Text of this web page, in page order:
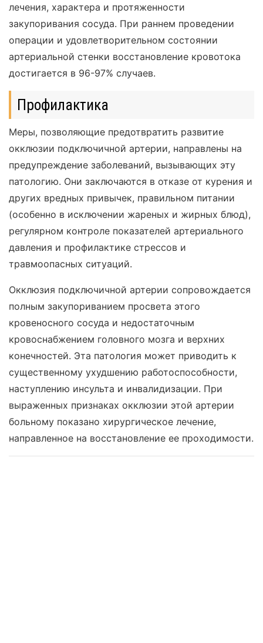
лечения, характера и протяженности
закупоривания сосуда. При раннем проведении
операции и удовлетворительном состоянии
артериальной стенки восстановление кровотока
достигается в 96-97% случаев.
Профилактика
Меры, позволяющие предотвратить развитие
окклюзии подключичной артерии, направлены на
предупреждение заболеваний, вызывающих эту
патологию. Они заключаются в отказе от курения и
других вредных привычек, правильном питании
(особенно в исключении жареных и жирных блюд),
регулярном контроле показателей артериального
давления и профилактике стрессов и
травмоопасных ситуаций.
Окклюзия подключичной артерии сопровождается
полным закупориванием просвета этого
кровеносного сосуда и недостаточным
кровоснабжением головного мозга и верхних
конечностей. Эта патология может приводить к
существенному ухудшению работоспособности,
наступлению инсульта и инвалидизации. При
выраженных признаках окклюзии этой артерии
больному показано хирургическое лечение,
направленное на восстановление ее проходимости.